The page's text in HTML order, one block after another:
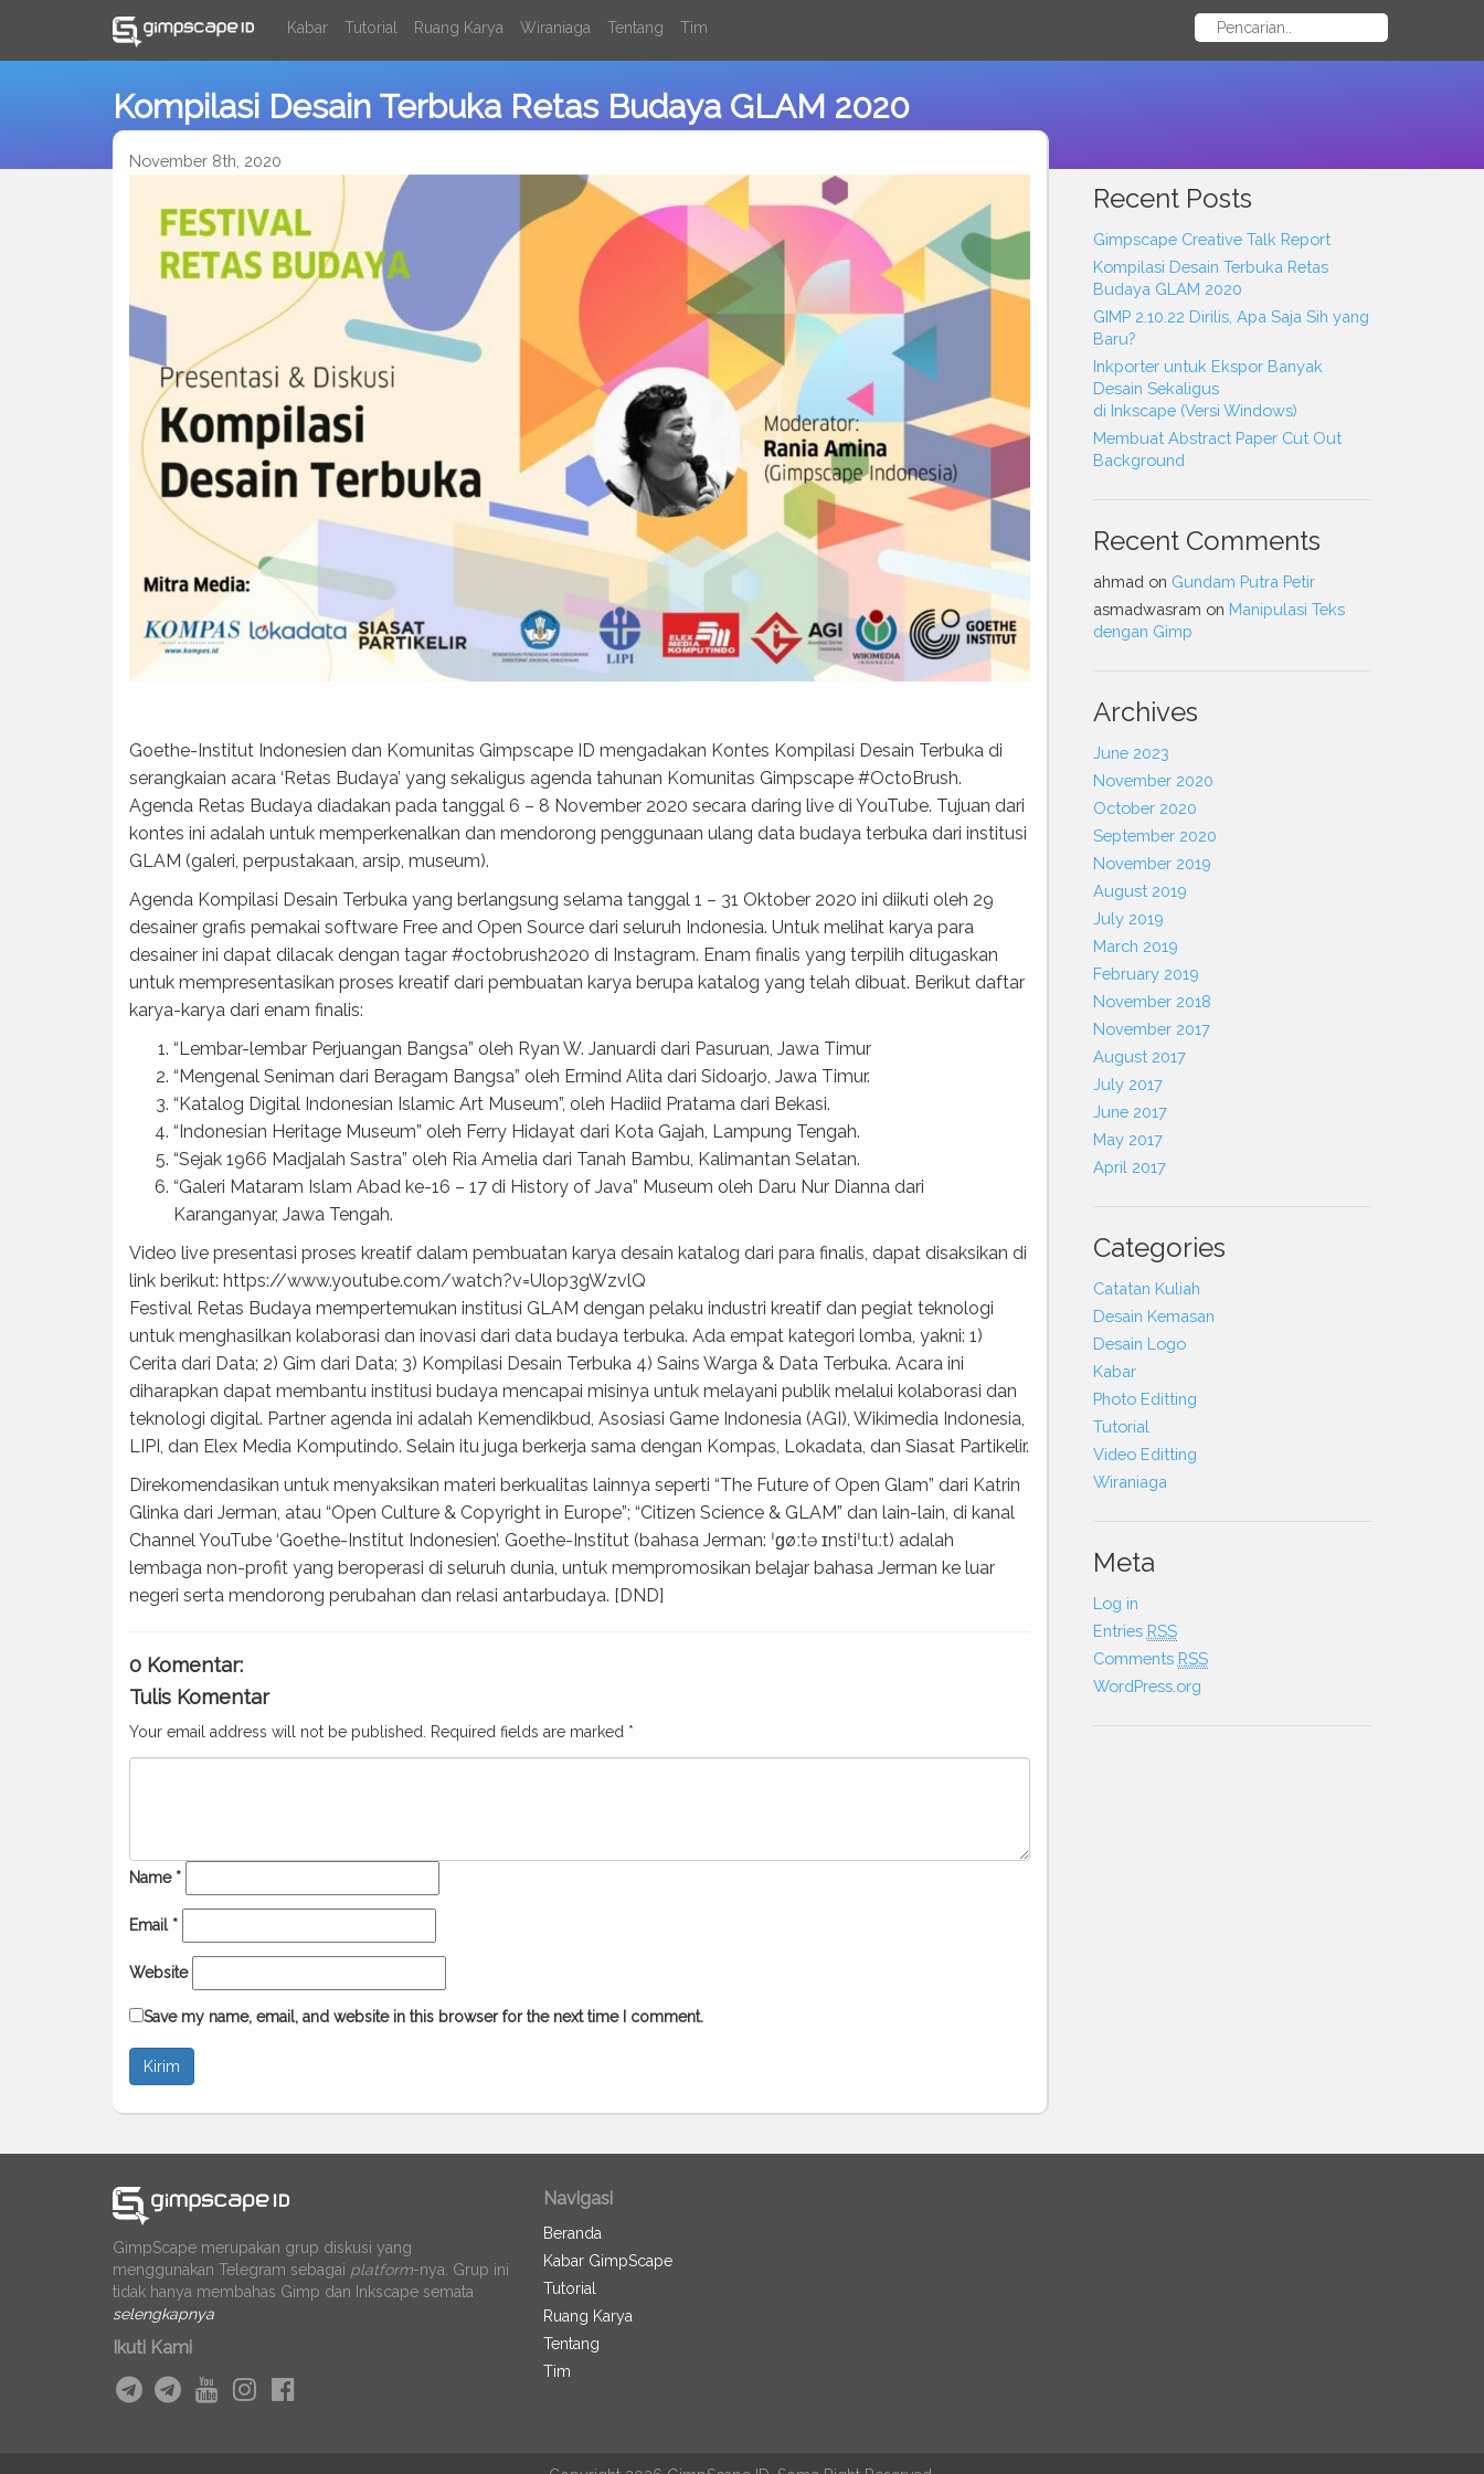
Kabar Tutorial Ruang Karya Wiraniaga Tentang Tim
Kompilasi Desain Terbuka Retas Budaya GLAM 2020
November 8th, 2020
Goethe-Institut Indonesien dan Komunitas Gimpscape ID mengadakan Kontes Kompilasi Desain Terbuka di
serangkaian acara ‘Retas Budaya’ yang sekaligus agenda tahunan Komunitas Gimpscape #OctoBrush.
Agenda Retas Budaya diadakan pada tanggal 6 – 8 November 2020 secara daring live di YouTube. Tujuan dari
kontes ini adalah untuk memperkenalkan dan mendorong penggunaan ulang data budaya terbuka dari institusi
GLAM (galeri, perpustakaan, arsip, museum).
Agenda Kompilasi Desain Terbuka yang berlangsung selama tanggal 1 – 31 Oktober 2020 ini diikuti oleh 29
desainer grafis pemakai software Free and Open Source dari seluruh Indonesia. Untuk melihat karya para
desainer ini dapat dilacak dengan tagar #octobrush2020 di Instagram. Enam finalis yang terpilih ditugaskan
untuk mempresentasikan proses kreatif dari pembuatan karya berupa katalog yang telah dibuat. Berikut daftar
karya-karya dari enam finalis:
“Lembar-lembar Perjuangan Bangsa” oleh Ryan W. Januardi dari Pasuruan, Jawa Timur
“Mengenal Seniman dari Beragam Bangsa” oleh Ermind Alita dari Sidoarjo, Jawa Timur.
“Katalog Digital Indonesian Islamic Art Museum”, oleh Hadiid Pratama dari Bekasi.
“Indonesian Heritage Museum” oleh Ferry Hidayat dari Kota Gajah, Lampung Tengah.
“Sejak 1966 Madjalah Sastra” oleh Ria Amelia dari Tanah Bambu, Kalimantan Selatan.
“Galeri Mataram Islam Abad ke-16 – 17 di History of Java” Museum oleh Daru Nur Dianna dari
Karanganyar, Jawa Tengah.
Video live presentasi proses kreatif dalam pembuatan karya desain katalog dari para finalis, dapat disaksikan di
link berikut: https://www.youtube.com/watch?v=Ulop3gWzvlQ
Festival Retas Budaya mempertemukan institusi GLAM dengan pelaku industri kreatif dan pegiat teknologi
untuk menghasilkan kolaborasi dan inovasi dari data budaya terbuka. Ada empat kategori lomba, yakni: 1)
Cerita dari Data; 2) Gim dari Data; 3) Kompilasi Desain Terbuka 4) Sains Warga & Data Terbuka. Acara ini
diharapkan dapat membantu institusi budaya mencapai misinya untuk melayani publik melalui kolaborasi dan
teknologi digital. Partner agenda ini adalah Kemendikbud, Asosiasi Game Indonesia (AGI), Wikimedia Indonesia,
LIPI, dan Elex Media Komputindo. Selain itu juga berkerja sama dengan Kompas, Lokadata, dan Siasat Partikelir.
Direkomendasikan untuk menyaksikan materi berkualitas lainnya seperti “The Future of Open Glam” dari Katrin
Glinka dari Jerman, atau “Open Culture & Copyright in Europe”; “Citizen Science & GLAM” dan lain-lain, di kanal
Channel YouTube ‘Goethe-Institut Indonesien’. Goethe-Institut (bahasa Jerman: ˈɡøːtə ɪnstiˈtuːt) adalah
lembaga non-profit yang beroperasi di seluruh dunia, untuk mempromosikan belajar bahasa Jerman ke luar
negeri serta mendorong perubahan dan relasi antarbudaya. [DND]
0 Komentar:
Tulis Komentar
Your email address will not be published. Required fields are marked *
Name *
Email *
Website
Save my name, email, and website in this browser for the next time I comment.
Recent Posts
Gimpscape Creative Talk Report
Kompilasi Desain Terbuka Retas
Budaya GLAM 2020
GIMP 2.10.22 Dirilis, Apa Saja Sih yang
Baru?
Inkporter untuk Ekspor Banyak
Desain Sekaligus
di Inkscape (Versi Windows)
Membuat Abstract Paper Cut Out
Background
Recent Comments
ahmad on Gundam Putra Petir
asmadwasram on Manipulasi Teks
dengan Gimp
Archives
June 2023
November 2020
October 2020
September 2020
November 2019
August 2019
July 2019
March 2019
February 2019
November 2018
November 2017
August 2017
July 2017
June 2017
May 2017
April 2017
Categories
Catatan Kuliah
Desain Kemasan
Desain Logo
Kabar
Photo Editting
Tutorial
Video Editting
Wiraniaga
Meta
Log in
Entries RSS
Comments RSS
WordPress.org
GimpScape merupakan grup diskusi yang
menggunakan Telegram sebagai platform-nya. Grup ini
tidak hanya membahas Gimp dan Inkscape semata
selengkapnya
Ikuti Kami
Navigasi
Beranda
Kabar GimpScape
Tutorial
Ruang Karya
Tentang
Tim